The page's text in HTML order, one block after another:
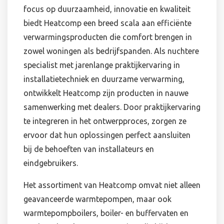
focus op duurzaamheid, innovatie en kwaliteit
biedt Heatcomp een breed scala aan efficiënte
verwarmingsproducten die comfort brengen in
zowel woningen als bedrijfspanden. Als nuchtere
specialist met jarenlange praktijkervaring in
installatietechniek en duurzame verwarming,
ontwikkelt Heatcomp zijn producten in nauwe
samenwerking met dealers. Door praktijkervaring
te integreren in het ontwerpproces, zorgen ze
ervoor dat hun oplossingen perfect aansluiten
bij de behoeften van installateurs en
eindgebruikers.
Het assortiment van Heatcomp omvat niet alleen
geavanceerde warmtepompen, maar ook
warmtepompboilers, boiler- en buffervaten en